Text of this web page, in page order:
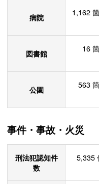
病院 1,162
図書館 16
公園 563
事件・事故・火災
刑法犯認知件
数
5,335